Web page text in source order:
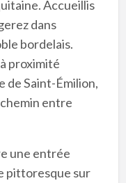
Accueillis
dans
bordelais.
proximité
de Saint-Émilion,
entre
une entrée
pittoresque sur